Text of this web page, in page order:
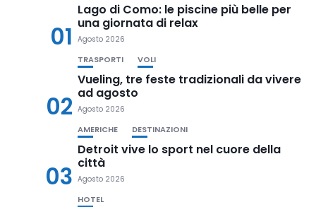
01
Lago di Como: le piscine più belle per
una giornata di relax
Agosto 2026
02
TRASPORTI VOLI
Vueling, tre feste tradizionali da vivere
ad agosto
Agosto 2026
03
AMERICHE DESTINAZIONI
Detroit vive lo sport nel cuore della
città
Agosto 2026
HOTEL